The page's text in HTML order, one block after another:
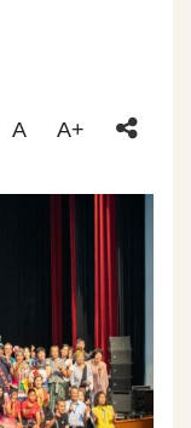
A A+